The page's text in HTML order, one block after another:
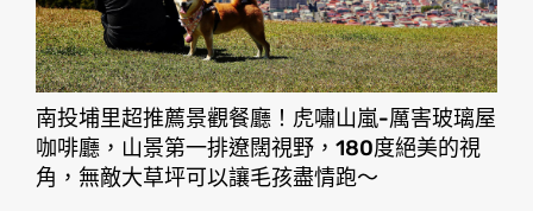
南投埔里超推薦景觀餐廳！虎嘯山嵐-厲害玻璃屋
咖啡廳，山景第一排遼闊視野，180度絕美的視
角，無敵大草坪可以讓毛孩盡情跑〜